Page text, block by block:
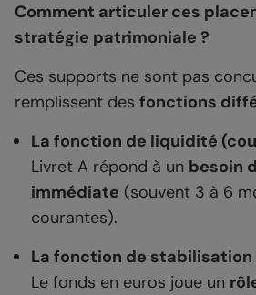
Comment articuler ces
stratégie patrimoniale ?
Ces supports ne sont pas
remplissent des fonctions
La fonction de liquidité
Livret A répond à un besoin
immédiate (souvent 3 à 6
courantes).
La fonction de
Le fonds en euros joue un